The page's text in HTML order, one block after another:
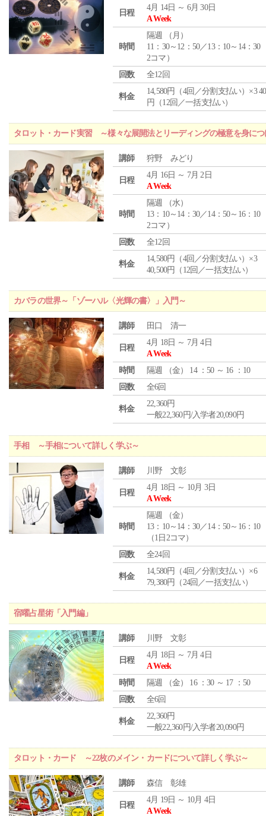
日程
4月 14日 ～ 6月 30日
A Week
時間
隔週 （ 月 ）
11：30～12：50／13：10～14：30
2コマ）
回数
全12回
料金
14,580円（4回／分割支払い）×3
円（12回／一括支払い）
タロット・カード実習 ～様々な展開法とリーディングの極意を身につ
講師 狩野 みどり
日程
4月 16日 ～ 7月 2日
A Week
時間
隔週 （水）
13：10～14：30／14：50～16：10
2コマ）
回数
全12回
料金
14,580円（4回／分割支払い）×3
40,500円（12回／一括支払い）
カバラの世界～「ゾーハル〈光輝の書〉」入門～
講師 田口 清一
日程
4月 18日 ～ 7月 4日
A Week
時間
隔週 （金） 14 ：50 ～ 16 ：10
回数
全6回
料金
22,360円
一般22,360円/入学者20,090円
手相 ～手相について詳しく学ぶ～
講師 川野 文彰
日程
4月 18日 ～ 10月 3日
A Week
時間
隔週 （金）
13：10～14：30／14：50～16：10
（1日2コマ）
回数
全24回
料金
14,580円（4回／分割支払い）×6
79,380円（24回／一括支払い）
宿曜占星術「入門編」
講師 川野 文彰
日程
4月 18日 ～ 7月 4日
A Week
時間
隔週 （金） 16 ：30 ～ 17 ：50
回数
全6回
料金
22,360円
一般22,360円/入学者20,090円
タロット・カード ～22枚のメイン・カードについて詳しく学ぶ～
講師 森信 彰雄
日程
4月 19日 ～ 10月 4日
A Week